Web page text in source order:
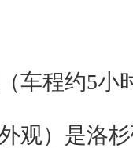
车程约5小
观）是洛